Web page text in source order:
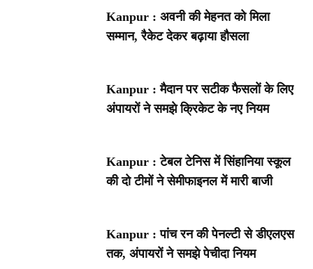
Kanpur : अवनी की मेहनत को मिला
सम्मान, रैकेट देकर बढ़ाया हौसला
Kanpur : मैदान पर सटीक फैसलों के लिए
अंपायरों ने समझे क्रिकेट के नए नियम
Kanpur : टेबल टेनिस में सिंहानिया स्कूल
की दो टीमों ने सेमीफाइनल में मारी बाजी
Kanpur : पांच रन की पेनल्टी से डीएलएस
तक, अंपायरों ने समझे पेचीदा नियम